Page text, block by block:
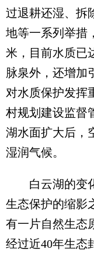
过退耕还湿、拆
地等一系列举措
米，目前水质已
脉泉外，还增加
对水质保护发挥
村规划建设监督
湖水面扩大后，
湿润气候。
白云湖的变化
生态保护的缩影
有一片自然生态
经过近40年生态